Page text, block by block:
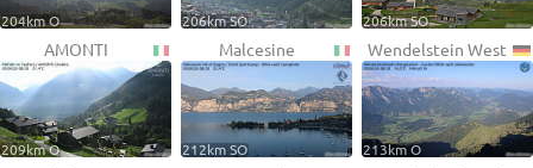
204km O 206km SO 206km SO
AMONTI
209km O
Malcesine
212km SO
Wendelstein West
213km O